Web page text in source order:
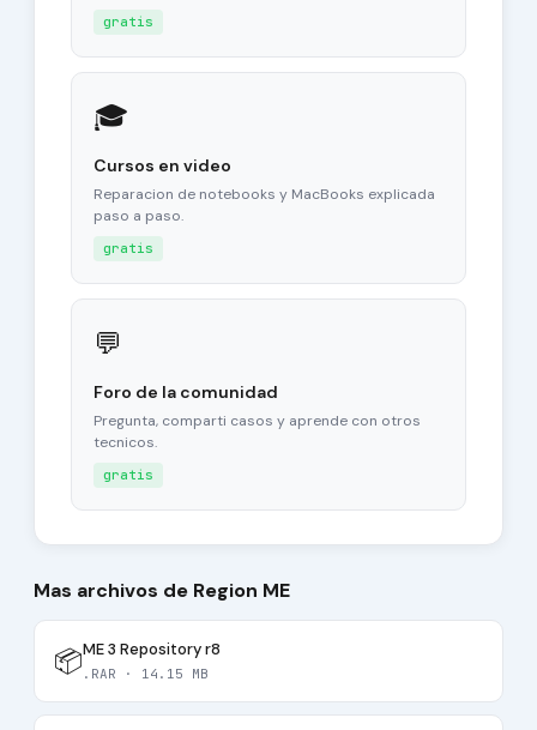
gratis
🎓
Cursos en video
Reparacion de notebooks y MacBooks explicada
paso a paso.
gratis
💬
Foro de la comunidad
Pregunta, comparti casos y aprende con otros
tecnicos.
gratis
Mas archivos de Region ME
📦ME 3 Repository r8
.RAR · 14.15 MB